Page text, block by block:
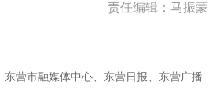
责任编辑：马振蒙
营市融媒体中心、东营日报、东营广播